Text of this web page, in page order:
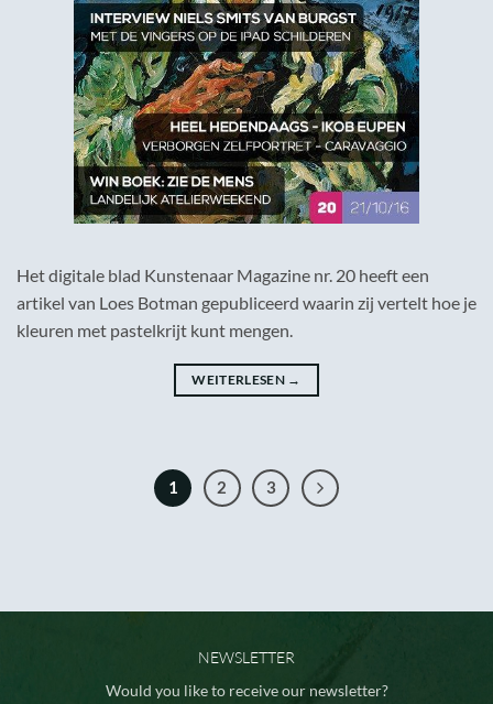
Het digitale blad Kunstenaar Magazine nr. 20 heeft een
artikel van Loes Botman gepubliceerd waarin zij vertelt hoe je
kleuren met pastelkrijt kunt mengen.
WEITERLESEN →
1 2 3
NEWSLETTER
Would you like to receive our newsletter?